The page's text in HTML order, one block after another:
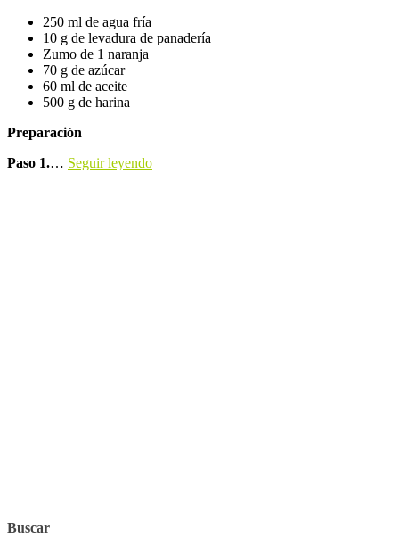
250 ml de agua fría
10 g de levadura de panadería
Zumo de 1 naranja
70 g de azúcar
60 ml de aceite
500 g de harina
Preparación
Paso 1.… Seguir leyendo
Buscar